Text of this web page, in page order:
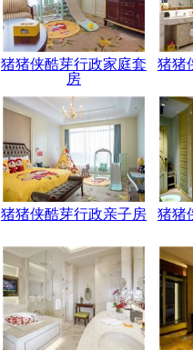
猪猪侠酷芽行政家庭套
房
猪猪
猪猪侠酷芽行政亲子房 猪猪